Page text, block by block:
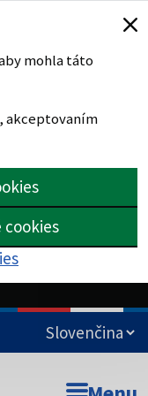
mohla táto
akceptovaním